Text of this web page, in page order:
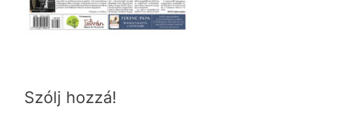
Szólj hozzá!